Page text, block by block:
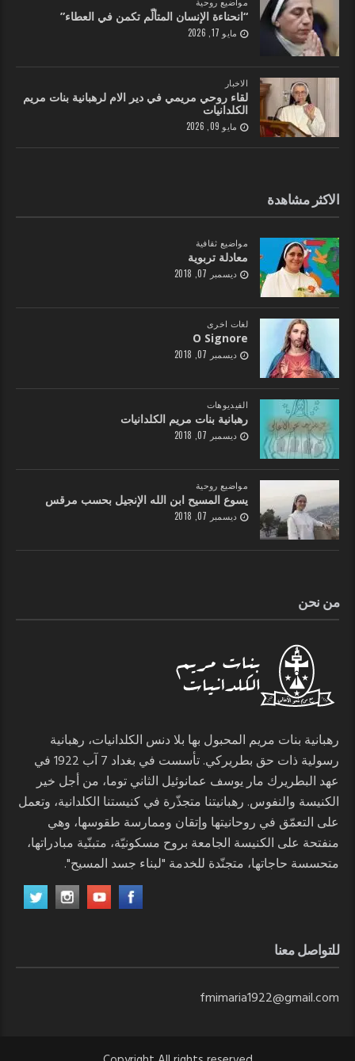
“انحناءة الإنسان المتألّم تكمن في العطاء”
مايو 17, 2026
الاخبار
لقاء روحي مريمي في دير الام لرهبانية بنات مريم
الكلدانيات
مايو 09, 2026
الاكثر مشاهدة
مواضيع ثقافية
معادلة تربوية
ديسمبر 07, 2018
لغات اخرى
O Signore
ديسمبر 07, 2018
الفيديوهات
رهبانية بنات مريم الكلدانيات
ديسمبر 07, 2018
مواضيع روحية
يسوع المسيح ابن الله الإنجيل بحسب مرقس
ديسمبر 07, 2018
من نحن
رهبانية بنات مريم المحبول بها بلا دنس الكلدانيات، رهبانية
رسولية ذات حق بطريركي. تأسست في بغداد 7 آب 1922 في
عهد البطريرك مار يوسف عمانوئيل الثاني توما، من أجل خير
الكنيسة والنفوس. رهبانيتنا متجذّرة في كنيستنا الكلدانية، وتعمل
على التعمّق في روحانيتها وإتقان وممارسة طقوسها، وهي
منفتحة على الكنيسة الجامعة بروح مسكونيّة، متبنّية مبادراتها،
متحسسة حاجاتها، متجنّدة للخدمة "لبناء جسد المسيح".
للتواصل معنا
fmimaria1922@gmail.com